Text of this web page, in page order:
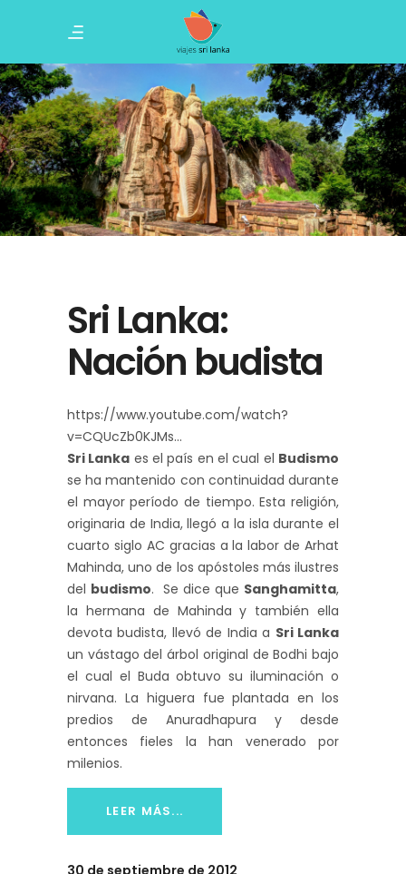
Sri Lanka:
Nación budista
https://www.youtube.com/watch?
v=CQUcZb0KJMs
Sri Lanka es el país en el cual el Budismo
se ha mantenido con continuidad durante
el mayor período de tiempo. Esta religión,
originaria de India, llegó a la isla durante el
cuarto siglo AC gracias a la labor de Arhat
Mahinda, uno de los apóstoles más ilustres
del budismo. Se dice que Sanghamitta,
la hermana de Mahinda y también ella
devota budista, llevó de India a Sri Lanka
un vástago del árbol original de Bodhi bajo
el cual el Buda obtuvo su iluminación o
nirvana. La higuera fue plantada en los
predios de Anuradhapura y desde
entonces fieles la han venerado por
milenios.
LEER MÁS...